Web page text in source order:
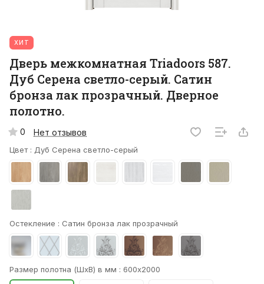
ХИТ
Дверь межкомнатная Triadoors 587.
Дуб Серена светло-серый. Сатин
бронза лак прозрачный. Дверное
полотно.
0 Нет отзывов
Цвет : Дуб Серена светло-серый
Остекление : Сатин бронза лак прозрачный
Размер полотна (ШхВ) в мм : 600х2000